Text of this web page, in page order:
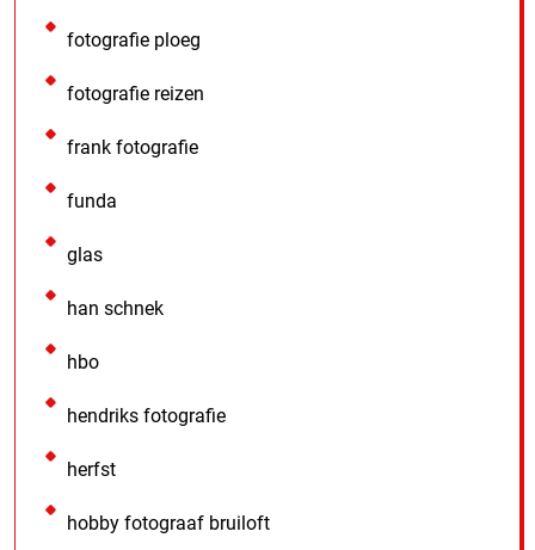
fotografie ploeg
fotografie reizen
frank fotografie
funda
glas
han schnek
hbo
hendriks fotografie
herfst
hobby fotograaf bruiloft